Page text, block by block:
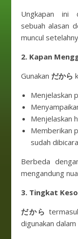
Ungkapan ini
sebuah alasan
muncul
2. Kapan
Gunakan だから
Menjelaskan
Menjelaskan
Memberikan
sudah
Berbeda
mengandung
3. Tingkat
だから
digunakan